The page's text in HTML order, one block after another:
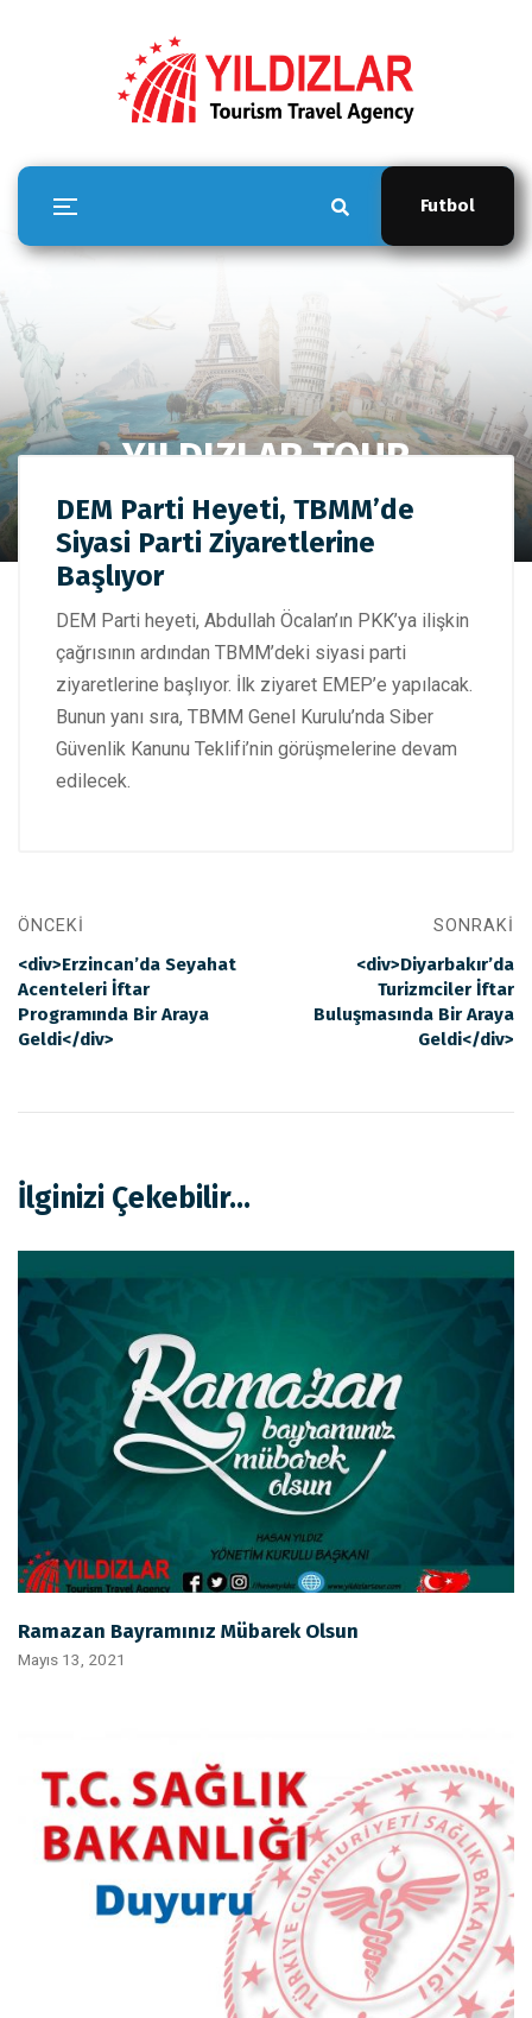
Futbol
YILDIZLAR TOUR
Anasayfa
YILDIZLAR TOUR
DEM Parti Heyeti, TBMM’de Siyasi Parti Ziyaretlerine
Başlıyor
DEM Parti Heyeti, TBMM’de
Siyasi Parti Ziyaretlerine
Başlıyor
DEM Parti heyeti, Abdullah Öcalan’ın PKK’ya ilişkin
çağrısının ardından TBMM’deki siyasi parti
ziyaretlerine başlıyor. İlk ziyaret EMEP’e yapılacak.
Bunun yanı sıra, TBMM Genel Kurulu’nda Siber
Güvenlik Kanunu Teklifi’nin görüşmelerine devam
edilecek.
ÖNCEKI
<div>Erzincan’da Seyahat
Acenteleri İftar
Programında Bir Araya
Geldi</div>
SONRAKI
<div>Diyarbakır’da
Turizmciler İftar
Buluşmasında Bir Araya
Geldi</div>
İlginizi Çekebilir...
Ramazan Bayramınız Mübarek Olsun
Mayıs 13, 2021